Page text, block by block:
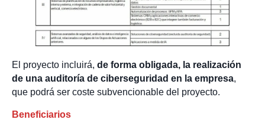
El proyecto incluirá, de forma obligada, la realización
de una auditoría de ciberseguridad en la empresa,
que podrá ser coste subvencionable del proyecto.
Beneficiarios